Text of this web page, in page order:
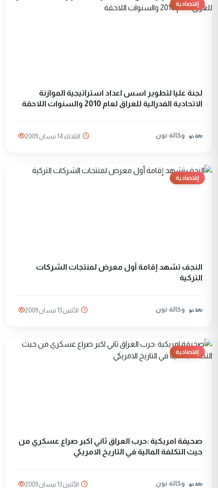
إقتصادية
لجنة عليا لتطوير اسس اعداد استراتيجية الموازنة
الاتحادية الفدرالية للعراق لعام 2010 والسنوات اللاحقة
وكالة نون الثلاثاء 14 نيسان 2009
إقتصادية
النجف تشهد إقامة أول معرض لمنتجات الشركات
التركية
وكالة نون الأثنين 13 نيسان 2009
إقتصادية
صحيفة امريكية :حرب العراق ثاني اكبر صراع عسكري من
حيث التكلفة المالية في التاريخ الامريكي
وكالة نون الأثنين 13 نيسان 2009